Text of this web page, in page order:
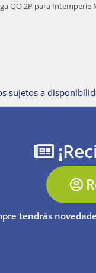
QO 2P para
sujetos a
tendrás